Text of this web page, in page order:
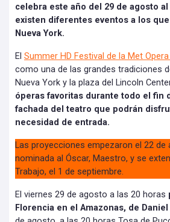
celebra este año del 29 de agosto
existen diferentes eventos a los
Nueva York.
El Summer HD Festival de la Met Opera
como una de las grandes tradiciones
Nueva York y la plaza del Lincoln
óperas favoritas durante todo el fin
fachada del teatro que podrán
necesidad de entrada.
Las proyecciones empezaron el 22
nominada al Óscar, Maestro, y se
Trabajo, el 1 de septiembre.
El viernes 29 de agosto a las 20 horas
Florencia en el Amazonas, de Daniel